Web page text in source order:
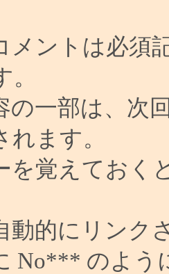
メントは必須
の一部は、次
れます。
を覚えておく
動的にリンク
No*** のよう